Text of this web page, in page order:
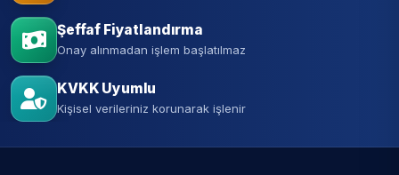
Şeffaf Fiyatlandırma
Onay alınmadan işlem başlatılmaz
KVKK Uyumlu
Kişisel verileriniz korunarak işlenir